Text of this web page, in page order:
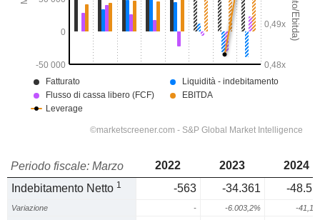
Periodo fiscale: Marzo 2022 2023
2024
Indebitamento Netto 1 -563 -34.361 -
Variazione - -6.003,2% -